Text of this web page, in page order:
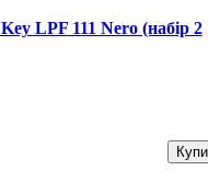
LPF 111 Nero (набір 2